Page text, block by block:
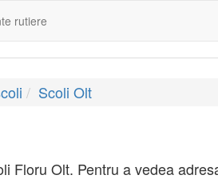
rutiere
Scoli Olt
Floru Olt. Pentru a vedea